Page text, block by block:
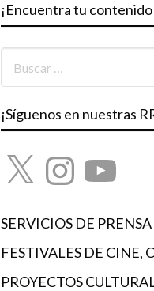
¡Encuentra tu
¡Síguenos en nuestras
X InstagramYouTube
SERVICIOS DE
FESTIVALES DE CINE,
PROYECTOS